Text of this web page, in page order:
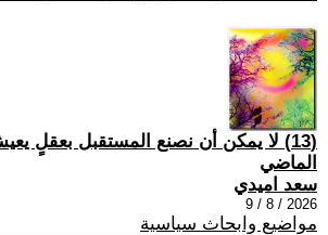
(13) لا يمكن أن نصنع المستقبل بعقلٍ
الماضي
سعد اميدي
2026 / 8 / 9
مواضيع وابحاث سياسية